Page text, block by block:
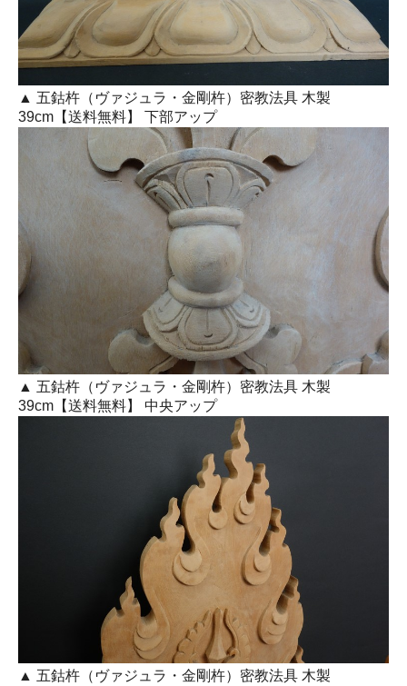
▲ 五鈷杵（ヴァジュラ・金剛杵）密教法具 木製
39cm【送料無料】 下部アップ
▲ 五鈷杵（ヴァジュラ・金剛杵）密教法具 木製
39cm【送料無料】 中央アップ
▲ 五鈷杵（ヴァジュラ・金剛杵）密教法具 木製